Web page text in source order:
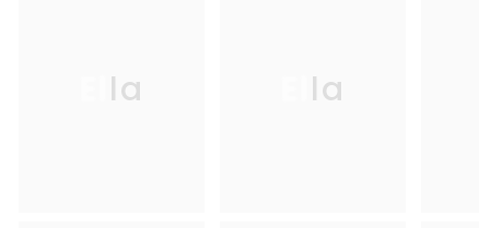
Ella Ella